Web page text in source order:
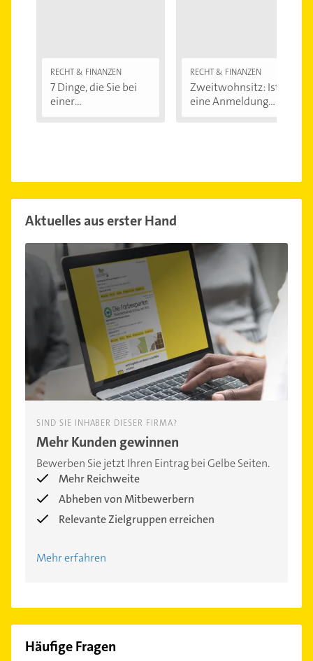
RECHT & FINANZEN
7 Dinge, die Sie bei
einer
RECHT & FINANZEN
Zweitwohnsitz: Ist
eine Anmeldung...
Aktuelles aus erster Hand
SIND SIE INHABER DIESER FIRMA?
Mehr Kunden gewinnen
Bewerben Sie jetzt Ihren Eintrag bei Gelbe Seiten.
Mehr Reichweite
Abheben von Mitbewerbern
Relevante Zielgruppen erreichen
Mehr erfahren
Häufige Fragen